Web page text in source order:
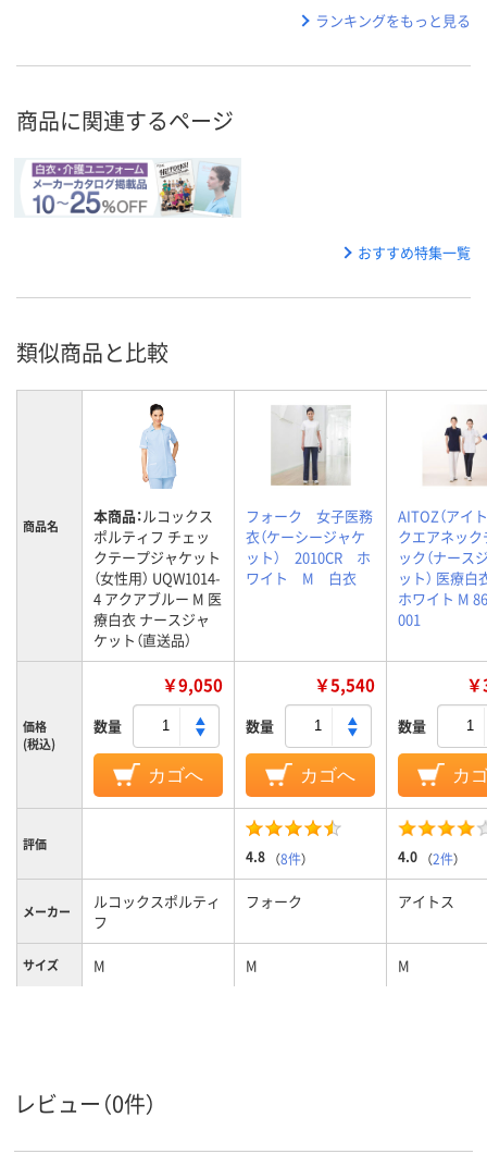
ランキングをもっと見る
商品に関連するページ
おすすめ特集一覧
類似商品と比較
商品名 本商品：ルコックス
ポルティフ チェッ
クテープジャケット
（女性用） UQW1014-
4 アクアブルー M 医
療白衣 ナースジャ
ケット（直送品）
フォーク 女子医務
衣（ケーシージャケ
ット） 2010CR ホ
ワイト M 白衣
AITOZ（アイ
クエアネッ
ック（ナース
ット） 医療白
ホワイト M
001
価格
(税込)
￥9,050
数量
カゴへ
￥5,540
数量
カゴへ
数量
カ
評価
4.8 （8件） 4.0 （2件）
メーカー
ルコックスポルティ
フ
フォーク アイトス
サイズ M M M
レビュー（0件）